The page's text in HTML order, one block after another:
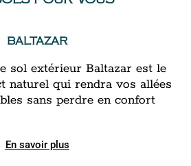
BALTAZAR
sol extérieur Baltazar est le
naturel qui rendra vos allées
sans perdre en confort
En savoir plus